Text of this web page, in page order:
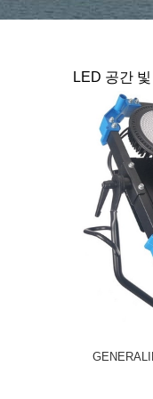
LED 공간 빛